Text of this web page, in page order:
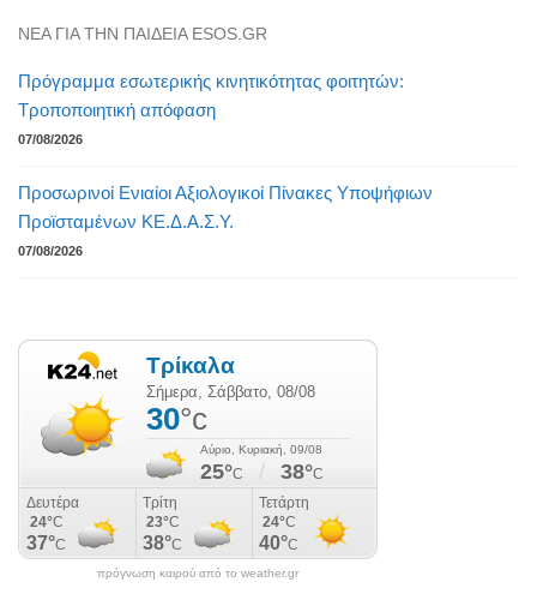
NEA ΓΙΑ ΤΗΝ ΠΑΙΔΕΙΑ ESOS.GR
Πρόγραμμα εσωτερικής κινητικότητας φοιτητών:
Τροποποιητική απόφαση
07/08/2026
Προσωρινοί Ενιαίοι Αξιολογικοί Πίνακες Υποψήφιων
Προϊσταμένων ΚΕ.Δ.Α.Σ.Υ.
07/08/2026
πρόγνωση καιρού από το weather.gr